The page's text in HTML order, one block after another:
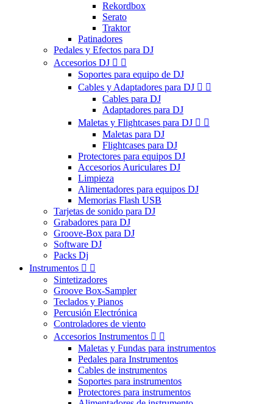
Rekordbox
Serato
Traktor
Patinadores
Pedales y Efectos para DJ
Accesorios DJ  
Soportes para equipo de DJ
Cables y Adaptadores para DJ  
Cables para DJ
Adaptadores para DJ
Maletas y Flightcases para DJ  
Maletas para DJ
Flightcases para DJ
Protectores para equipos DJ
Accesorios Auriculares DJ
Limpieza
Alimentadores para equipos DJ
Memorias Flash USB
Tarjetas de sonido para DJ
Grabadores para DJ
Groove-Box para DJ
Software DJ
Packs Dj
Instrumentos  
Sintetizadores
Groove Box-Sampler
Teclados y Pianos
Percusión Electrónica
Controladores de viento
Accesorios Instrumentos  
Maletas y Fundas para instrumentos
Pedales para Instrumentos
Cables de instrumentos
Soportes para instrumentos
Protectores para instrumentos